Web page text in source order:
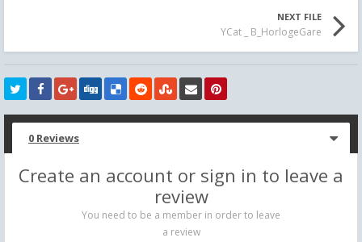
NEXT FILE
YCat _ B_HorlogeGare
0 Reviews
Create an account or sign in to leave a
review
You need to be a member in order to leave
a review